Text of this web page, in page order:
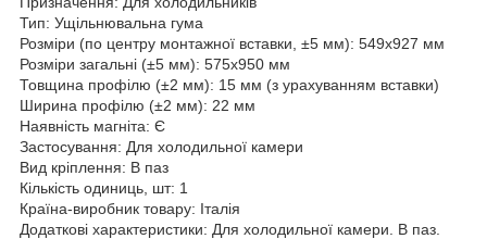
Тип: Ущільнювальна гума
Розміри (по центру монтажної вставки, ±5 мм): 549х927 мм
Розміри загальні (±5 мм): 575х950 мм
Товщина профілю (±2 мм): 15 мм (з урахуванням вставки)
Ширина профілю (±2 мм): 22 мм
Наявність магніта: Є
Застосування: Для холодильної камери
Вид кріплення: В паз
Кількість одиниць, шт: 1
Країна-виробник товару: Італія
Додаткові характеристики: Для холодильної камери. В паз.